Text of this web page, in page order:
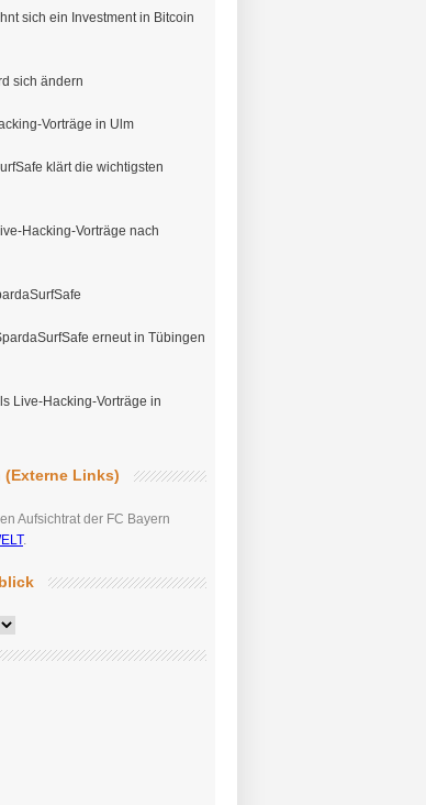
sich ein Investment in Bitcoin
sich ändern
Vorträge in Ulm
klärt die wichtigsten
Hacking-Vorträge nach
erneut in Tübingen
Live-Hacking-Vorträge in
(Externe Links)
Aufsichtrat der FC Bayern
.